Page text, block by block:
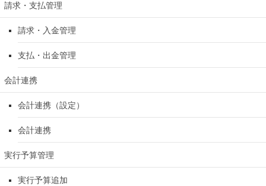
請求・支払管理
請求・入金管理
支払・出金管理
会計連携
会計連携（設定）
会計連携
実行予算管理
実行予算追加